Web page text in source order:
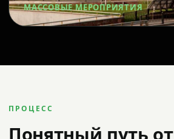
МАССОВЫЕ МЕРОПРИЯТИЯ
ПРОЦЕСС
Понятный путь от